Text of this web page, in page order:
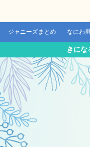
ジャニーズまとめ なにわ
きにな